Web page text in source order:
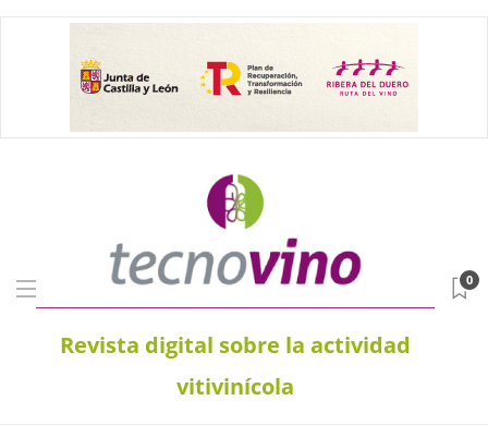
Revista digital sobre la actividad
vitivinícola
0